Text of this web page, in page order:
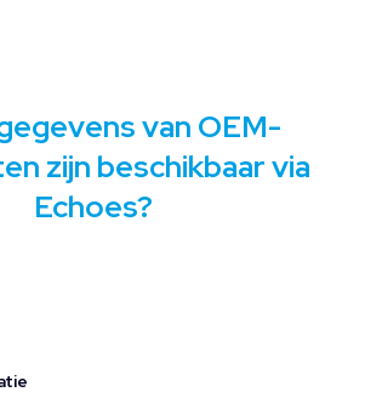
van OEM-
zijn beschikbaar via
Echoes?